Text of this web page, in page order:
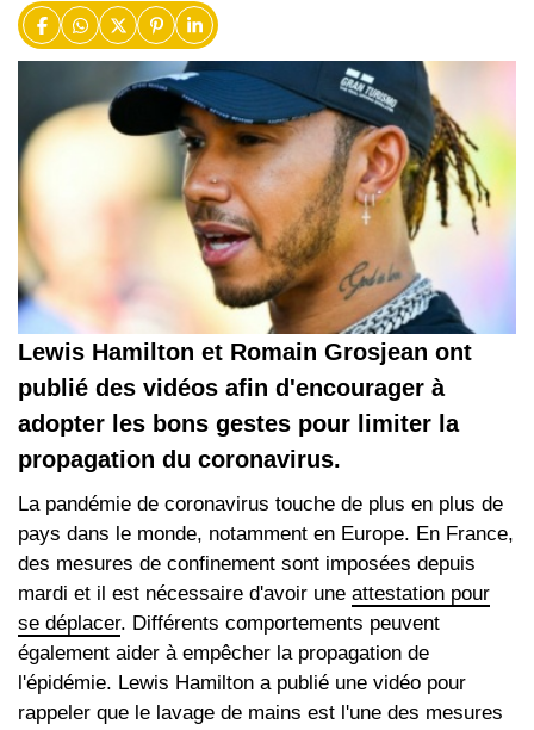
Lewis Hamilton et Romain Grosjean ont
publié des vidéos afin d'encourager à
adopter les bons gestes pour limiter la
propagation du coronavirus.
La pandémie de coronavirus touche de plus en plus de
pays dans le monde, notamment en Europe. En France,
des mesures de confinement sont imposées depuis
mardi et il est nécessaire d'avoir une attestation pour
se déplacer. Différents comportements peuvent
également aider à empêcher la propagation de
l'épidémie. Lewis Hamilton a publié une vidéo pour
rappeler que le lavage de mains est l'une des mesures